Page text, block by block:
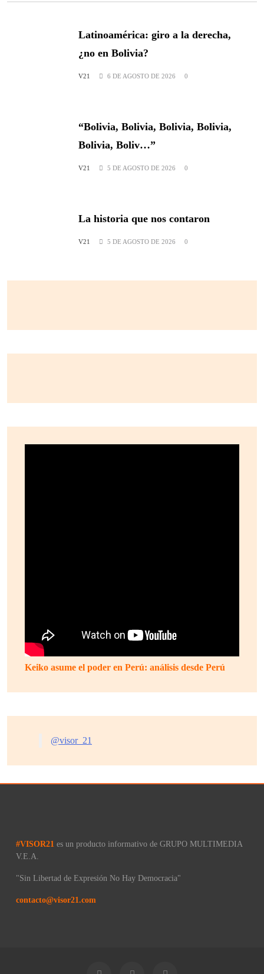
Latinoamérica: giro a la derecha,
¿no en Bolivia?
V21 6 DE AGOSTO DE 2026 0
“Bolivia, Bolivia, Bolivia, Bolivia,
Bolivia, Boliv…”
V21 5 DE AGOSTO DE 2026 0
La historia que nos contaron
V21 5 DE AGOSTO DE 2026 0
Keiko asume el poder en Perú: análisis desde Perú
@visor_21
#VISOR21 es un producto informativo de GRUPO MULTIMEDIA
V.E.A.
"Sin Libertad de Expresión No Hay Democracia"
contacto@visor21.com